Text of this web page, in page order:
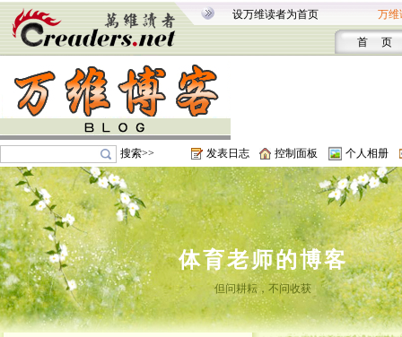
设万维读者为首页 万维
首 页
搜索>> 发表日志 控制面板 个人相册
体育老师的博客
但问耕耘，不问收获